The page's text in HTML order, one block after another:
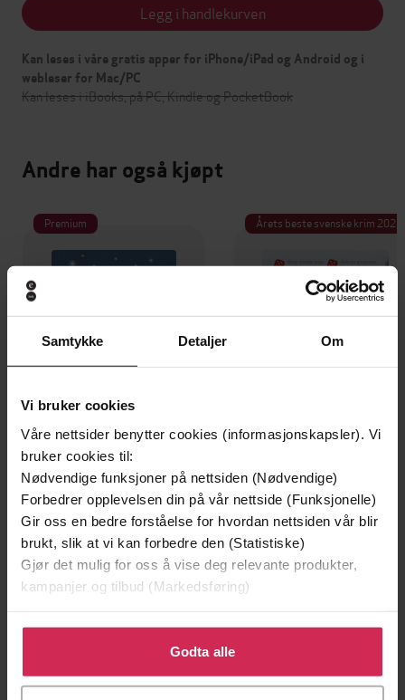
Samtykke Detaljer Om
Vi bruker cookies
Våre nettsider benytter cookies (informasjonskapsler). Vi
bruker cookies til:
Nødvendige funksjoner på nettsiden (Nødvendige)
Forbedrer opplevelsen din på vår nettside (Funksjonelle)
Gir oss en bedre forståelse for hvordan nettsiden vår blir
brukt, slik at vi kan forbedre den (Statistiske)
Gjør det mulig for oss å vise deg relevante produkter,
kampanjer og tilbud (Markedsføring)
Klikk på «Godta alle» for å gi oss ditt samtykke til å
bruke cookies for alle disse formålene. Du kan også
tilpasse ditt samtykke til spesifikke formål ved å klikke
Godta alle
Legg i handlekurven
Kan leses i våre gratis apper for iPhone/iPad og Android og i
webleser for Mac/PC
Kan leses i iBooks, på PC, Kindle og PocketBook
Andre har også kjøpt
Premium
149,-
Toner i natten
Jojo Moyes
EBOK
Årets beste svenske krim 2025
339,-
Sot
Sara Strömberg
EBOK
Kjersti Melling